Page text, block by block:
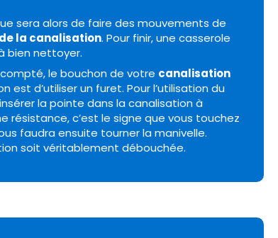
sera alors de faire des mouvements de
la canalisation. Pour finir, une casserole
bien nettoyer.
le bouchon de votre canalisation
est d’utiliser un furet. Pour l’utilisation du
la pointe dans la canalisation à
résistance, c’est le signe que vous touchez
faudra ensuite tourner la manivelle.
soit véritablement débouchée.